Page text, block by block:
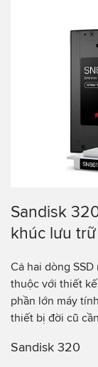
Sandisk
khúc lưu
Cả hai dòng
thuộc với thiết
phần lớn máy
thiết bị đời cũ
Sandisk 320